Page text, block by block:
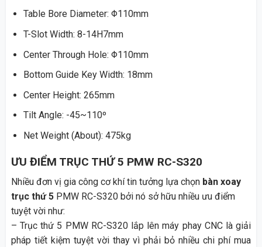
Table Bore Diameter: Φ110mm
T-Slot Width: 8-14H7mm
Center Through Hole: Φ110mm
Bottom Guide Key Width: 18mm
Center Height: 265mm
Tilt Angle: -45~110º
Net Weight (About): 475kg
ƯU ĐIỂM TRỤC THỨ 5 PMW RC-S320
Nhiều đơn vị gia công cơ khí tin tưởng lựa chọn bàn xoay
trục thứ 5PMW RC-S320 bởi nó sở hữu nhiều ưu điểm
tuyệt vời như:
– Trục thứ 5 PMW RC-S320 lắp lên máy phay CNC là giải
pháp tiết kiệm tuyệt vời thay vì phải bỏ nhiều chi phí mua